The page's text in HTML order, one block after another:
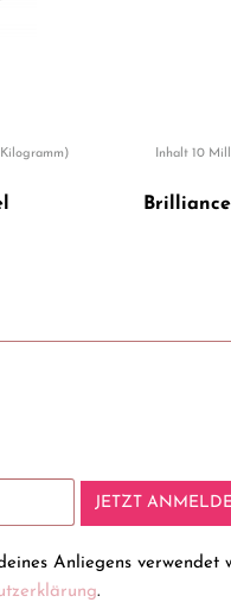
Inhalt 10
JETZT
Anliegens verwendet
.